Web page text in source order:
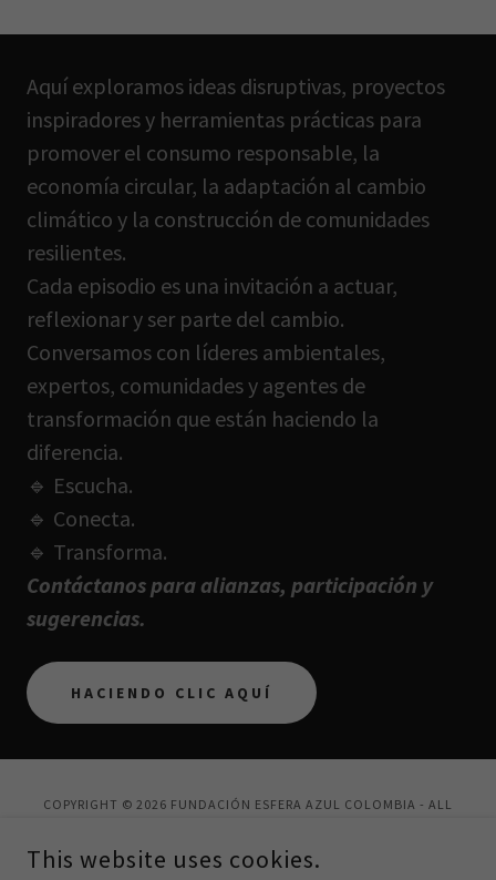
Aquí exploramos ideas disruptivas, proyectos
inspiradores y herramientas prácticas para
promover el consumo responsable, la
economía circular, la adaptación al cambio
climático y la construcción de comunidades
resilientes.
Cada episodio es una invitación a actuar,
reflexionar y ser parte del cambio.
Conversamos con líderes ambientales,
expertos, comunidades y agentes de
transformación que están haciendo la
diferencia.
🔹 Escucha.
🔹 Conecta.
🔹 Transforma.
Contáctanos para alianzas, participación y
sugerencias.
HACIENDO CLIC AQUÍ
COPYRIGHT © 2026 FUNDACIÓN ESFERA AZUL COLOMBIA - ALL
POWERED BY
This website uses cookies.